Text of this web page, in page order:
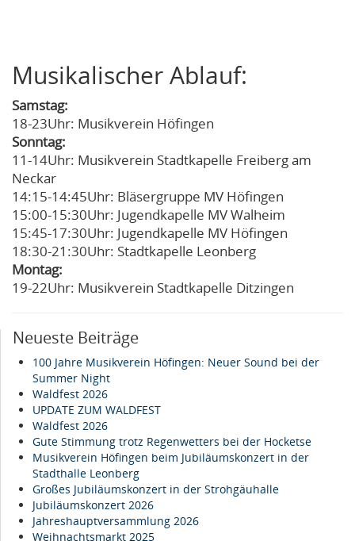
Musikalischer Ablauf:
Samstag:
18-23Uhr: Musikverein Höfingen
Sonntag:
11-14Uhr: Musikverein Stadtkapelle Freiberg am
Neckar
14:15-14:45Uhr: Bläsergruppe MV Höfingen
15:00-15:30Uhr: Jugendkapelle MV Walheim
15:45-17:30Uhr: Jugendkapelle MV Höfingen
18:30-21:30Uhr: Stadtkapelle Leonberg
Montag:
19-22Uhr: Musikverein Stadtkapelle Ditzingen
Neueste Beiträge
100 Jahre Musikverein Höfingen: Neuer Sound bei der
Summer Night
Waldfest 2026
UPDATE ZUM WALDFEST
Waldfest 2026
Gute Stimmung trotz Regenwetters bei der Hocketse
Musikverein Höfingen beim Jubiläumskonzert in der
Stadthalle Leonberg
Großes Jubiläumskonzert in der Strohgäuhalle
Jubiläumskonzert 2026
Jahreshauptversammlung 2026
Weihnachtsmarkt 2025